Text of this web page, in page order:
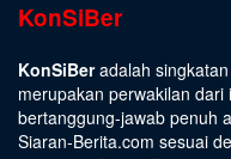
KonSiBer
KonSiBeradalah
merupakan perwakilan
bertanggung-jawab penuh
Siaran-Berita.com sesuai